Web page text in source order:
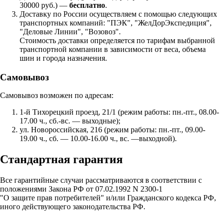
30000 руб.) — бесплатно.
Доставку по России осуществляем с помощью следующих
транспортных компаний: "ПЭК", "ЖелДорЭкспедиция",
"Деловые Линии", "Возовоз".
Стоимость доставки определяется по тарифам выбранной
транспортной компании в зависимости от веса, объема
шин и города назначения.
Самовывоз
Самовывоз возможен по адресам:
1-й Тихорецкий проезд, 21/1 (режим работы: пн.-пт., 08.00-
17.00 ч., сб.-вс. — выходные);
ул. Новороссийская, 216 (режим работы: пн.-пт., 09.00-
19.00 ч., сб. — 10.00-16.00 ч., вс. —выходной).
Стандартная гарантия
Все гарантийные случаи рассматриваются в соответствии с
положениями Закона РФ от 07.02.1992 N 2300-1
"О защите прав потребителей" и/или Гражданского кодекса РФ,
иного действующего законодательства РФ.